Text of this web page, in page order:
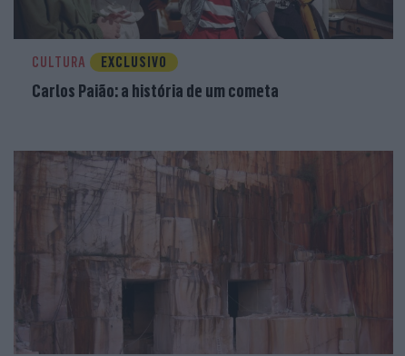
CULTURA EXCLUSIVO
Carlos Paião: a história de um cometa